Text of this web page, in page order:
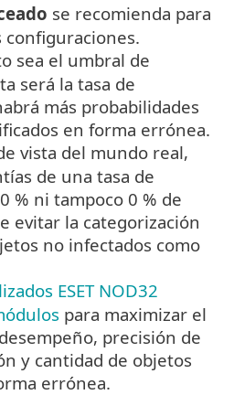
se recomienda para
configuraciones.
sea el umbral de
será la tasa de
más probabilidades
en forma errónea.
vista del mundo real,
de una tasa de
% ni tampoco 0 % de
evitar la categorización
no infectados como
ESET NOD32
para maximizar el
precisión de
y cantidad de objetos
errónea.